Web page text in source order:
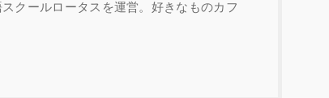
クールロータスを運営。好きなものカフ